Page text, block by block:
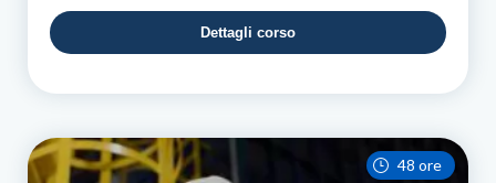
180,00
through
Dettagli corso
48 ore